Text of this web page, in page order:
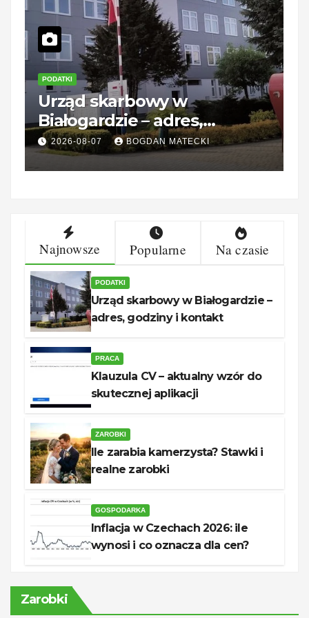
PODATKI
Urząd skarbowy w
Białogardzie – adres,
godziny i kontakt
2026-08-07 BOGDAN MATECKI
Najnowsze Popularne Na czasie
PODATKI
Urząd skarbowy w Białogardzie –
adres, godziny i kontakt
PRACA
Klauzula CV – aktualny wzór do
skutecznej aplikacji
ZAROBKI
Ile zarabia kamerzysta? Stawki i
realne zarobki
GOSPODARKA
Inflacja w Czechach 2026: ile
wynosi i co oznacza dla cen?
Zarobki